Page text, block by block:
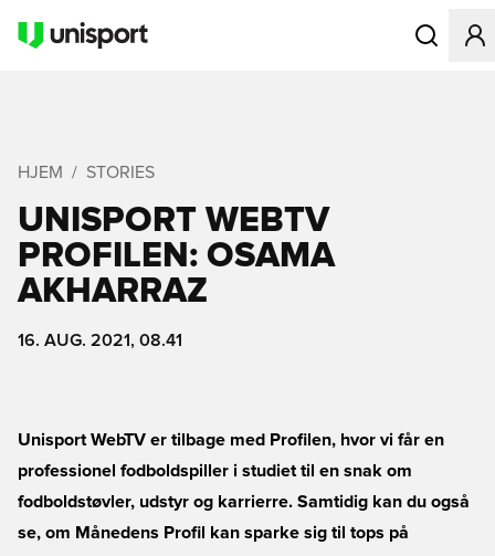
Åbner en
HJEM STORIES
UNISPORT WEBTV
PROFILEN: OSAMA
AKHARRAZ
16. AUG. 2021, 08.41
Unisport WebTV er tilbage med Profilen, hvor vi får en
professionel fodboldspiller i studiet til en snak om
fodboldstøvler, udstyr og karrierre. Samtidig kan du også
se, om Månedens Profil kan sparke sig til tops på